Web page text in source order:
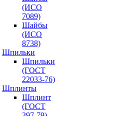
(ИСО
7089)
Шайбы
(ИСО
8738)
Шпильки
Шпильки
(ГОСТ
22033-76)
Шплинты
Шплинт
(ГОСТ